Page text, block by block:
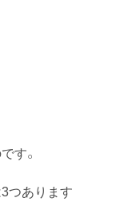
す。
つあります